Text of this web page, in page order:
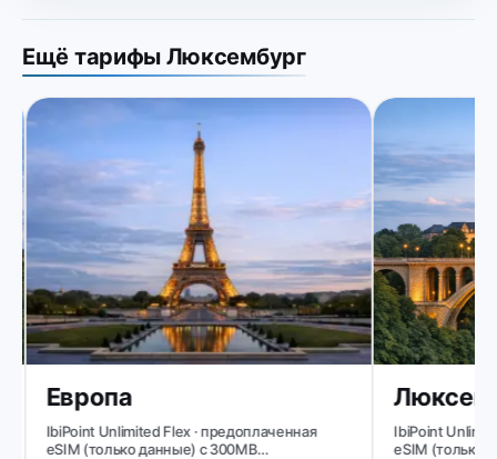
Ещё тарифы Люксембург
Европа
IbiPoint Unlimited Flex · предоплаченная
eSIM (только данные) с 300MB
IbiPoint
eSIM (только